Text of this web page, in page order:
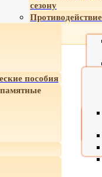
сезону
пособия